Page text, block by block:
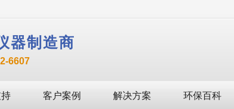
器制造商
6607
客户案例 解决方案 环保百科